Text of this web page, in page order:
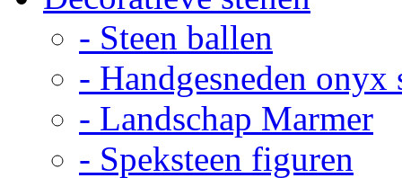
- Steen ballen
- Handgesneden onyx
- Landschap Marmer
- Speksteen figuren